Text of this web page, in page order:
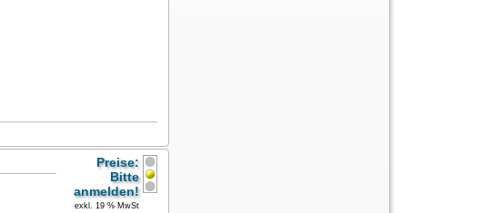
Preise:
Bitte
anmelden!
exkl. 19 % MwSt